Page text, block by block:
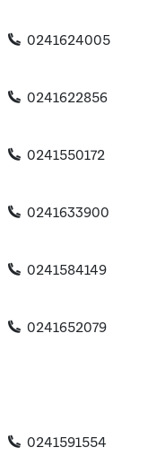
0241624005
0241622856
0241550172
0241633900
0241584149
0241652079
0241591554